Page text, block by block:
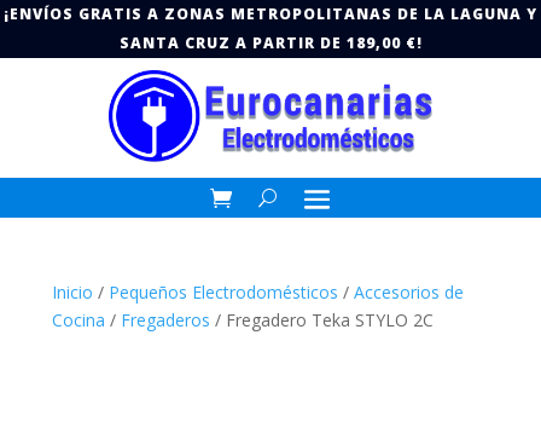
¡ENVÍOS GRATIS A ZONAS METROPOLITANAS DE LA LAGUNA Y
SANTA CRUZ A PARTIR DE 189,00 €!
Inicio / Pequeños Electrodomésticos / Accesorios de
Cocina / Fregaderos / Fregadero Teka STYLO 2C